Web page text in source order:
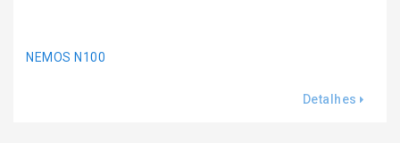
NEMOS N100
Detalhes